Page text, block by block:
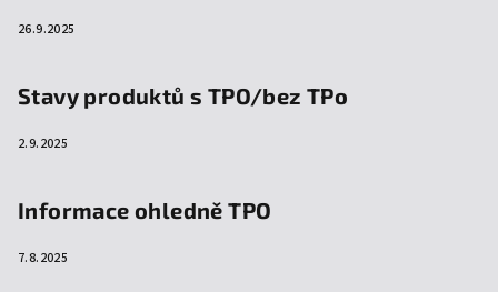
26.9.2025
Stavy produktů s TPO/bez TPo
2.9.2025
Informace ohledně TPO
7.8.2025